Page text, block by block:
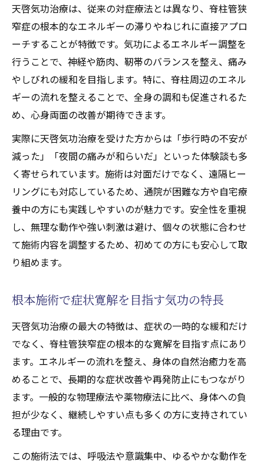
天啓気功治療は、従来の対症療法とは異なり、脊柱管狭
窄症の根本的なエネルギーの滞りやねじれに直接アプロ
ーチすることが特徴です。気功によるエネルギー調整を
行うことで、神経や筋肉、靭帯のバランスを整え、痛み
やしびれの緩和を目指します。特に、脊柱周辺のエネル
ギーの流れを整えることで、全身の調和も促進されるた
め、心身両面の改善が期待できます。
実際に天啓気功治療を受けた方からは「歩行時の不安が
減った」「夜間の痛みが和らいだ」といった体験談も多
く寄せられています。施術は対面だけでなく、遠隔ヒー
リングにも対応しているため、通院が困難な方や自宅療
養中の方にも実践しやすいのが魅力です。安全性を重視
し、無理な動作や強い刺激は避け、個々の状態に合わせ
て施術内容を調整するため、初めての方にも安心して取
り組めます。
根本施術で症状寛解を目指す気功の特長
天啓気功治療の最大の特徴は、症状の一時的な緩和だけ
でなく、脊柱管狭窄症の根本的な寛解を目指す点にあり
ます。エネルギーの流れを整え、身体の自然治癒力を高
めることで、長期的な症状改善や再発防止にもつながり
ます。一般的な物理療法や薬物療法に比べ、身体への負
担が少なく、継続しやすい点も多くの方に支持されてい
る理由です。
この施術法では、呼吸法や意識集中、ゆるやかな動作を